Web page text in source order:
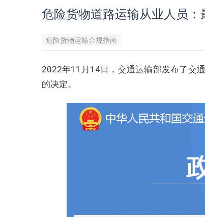
危险货物道路运输从业人员：
危险货物运输合规指南
2022年11月14日，交通运输部发布了交
的决定。